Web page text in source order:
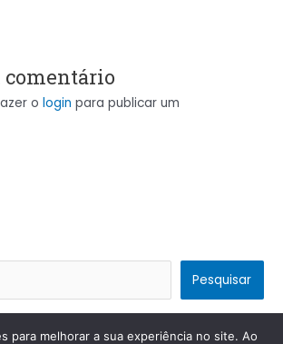
comentário
o login para publicar um
Pesquisar
para melhorar a sua experiência no site. Ao